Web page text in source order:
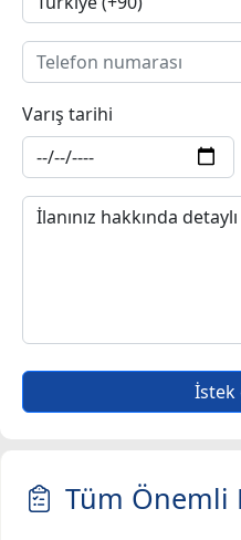
Varış tarihi
İstek
Tüm Önemli